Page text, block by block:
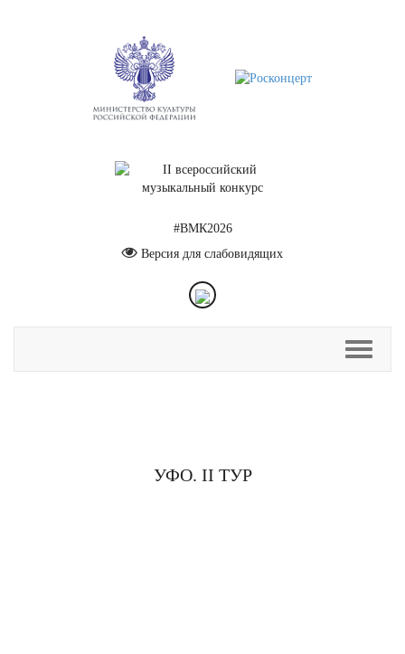
#ВМК2026
Версия для слабовидящих
УФО. II ТУР